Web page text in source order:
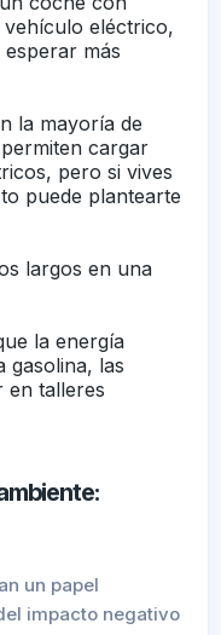
eléctrico,
más
la mayoría de
cargar
pero si vives
puede plantearte
largos en una
la energía
gasolina, las
en talleres
un papel
impacto negativo